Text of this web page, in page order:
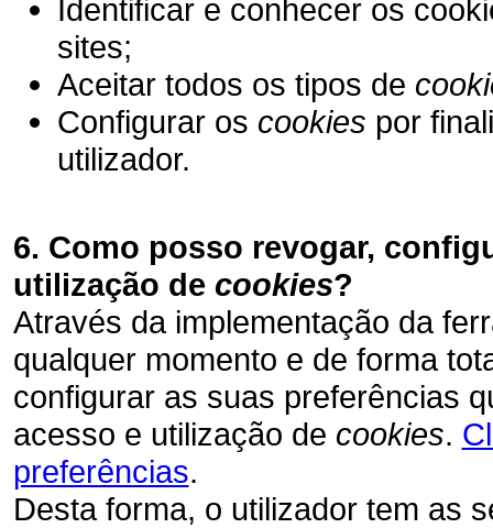
Identificar e conhecer os
sites;
Aceitar todos os tipos de
Configurar os cookies por
utilizador.
6. Como posso revogar,
utilização de cookies?
Através da implementação da
qualquer momento e de forma
configurar as suas preferências
acesso e utilização de cookies.
preferências.
Desta forma, o utilizador tem as